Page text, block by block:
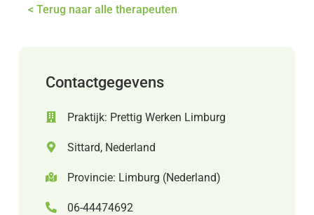
< Terug naar alle therapeuten
Contactgegevens
Praktijk: Prettig Werken Limburg
Sittard, Nederland
Provincie: Limburg (Nederland)
06-44474692